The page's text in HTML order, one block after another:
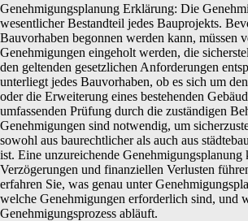
Genehmigungsplanung Erklärung: Die
wesentlicher Bestandteil jedes Bauprojekts.
Bauvorhaben begonnen werden kann, müssen
Genehmigungen eingeholt werden, die
den geltenden gesetzlichen Anforderungen
unterliegt jedes Bauvorhaben, ob es sich um
oder die Erweiterung eines bestehenden
umfassenden Prüfung durch die zuständigen
Genehmigungen sind notwendig, um
sowohl aus baurechtlicher als auch aus
ist. Eine unzureichende Genehmigungsplanung
Verzögerungen und finanziellen Verlusten
erfahren Sie, was genau unter
welche Genehmigungen erforderlich sind, und
Genehmigungsprozess abläuft.